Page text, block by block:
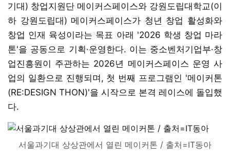
기대) 창업지원단 메이커스페이스와 강원도립대학교(이
하 강원도립대) 메이커스페이스가 청년 창업 활성화와
창업 인재 육성이라는 목표 아래 '2026 학생 창업 마라
톤'을 공동으로 기획·운영한다. 이는 중소벤처기업부·창
업진흥원이 주관하는 2026년 메이커스페이스 운영 사
업의 일환으로 진행되며, 첫 번째 프로그램인 '메이커톤
(RE:DESIGN THON)'을 시작으로 본격 레이스에 돌입했
다.
서울과기대 상상관에서 열린 메이커톤 / 출처=IT동아